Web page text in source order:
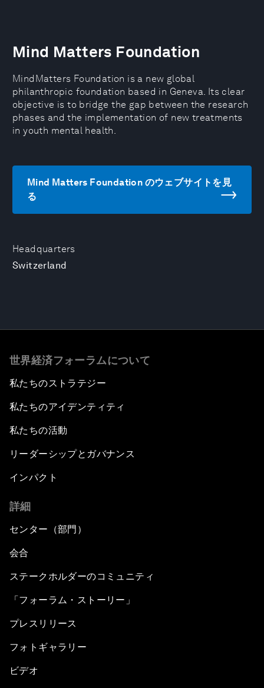
Headquarters
Switzerland
Mind Matters Foundation
MindMatters Foundation is a new global
philanthropic foundation based in Geneva. Its clear
objective is to bridge the gap between the research
phases and the implementation of new treatments
in youth mental health.
Mind Matters Foundation のウェブサイトを見
る
世界経済フォーラムについて
私たちのストラテジー
私たちのアイデンティティ
私たちの活動
リーダーシップとガバナンス
インパクト
詳細
センター（部門）
会合
ステークホルダーのコミュニティ
「フォーラム・ストーリー」
プレスリリース
フォトギャラリー
ビデオ